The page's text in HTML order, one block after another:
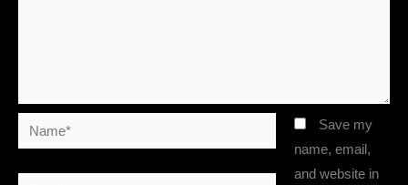
Name*
Save my
name, email,
and website in